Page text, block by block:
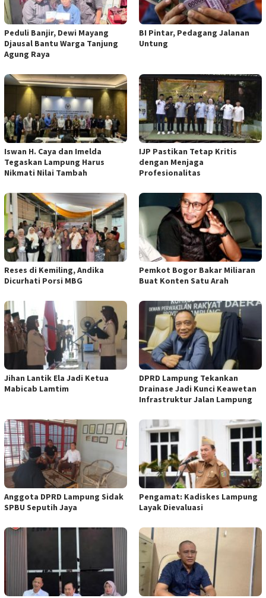
Peduli Banjir, Dewi Mayang
Djausal Bantu Warga Tanjung
Agung Raya
BI Pintar, Pedagang Jalanan
Untung
Iswan H. Caya dan Imelda
Tegaskan Lampung Harus
Nikmati Nilai Tambah
IJP Pastikan Tetap Kritis
dengan Menjaga
Profesionalitas
Reses di Kemiling, Andika
Dicurhati Porsi MBG
Pemkot Bogor Bakar Miliaran
Buat Konten Satu Arah
Jihan Lantik Ela Jadi Ketua
Mabicab Lamtim
DPRD Lampung Tekankan
Drainase Jadi Kunci Keawetan
Infrastruktur Jalan Lampung
Anggota DPRD Lampung Sidak
SPBU Seputih Jaya
Pengamat: Kadiskes Lampung
Layak Dievaluasi